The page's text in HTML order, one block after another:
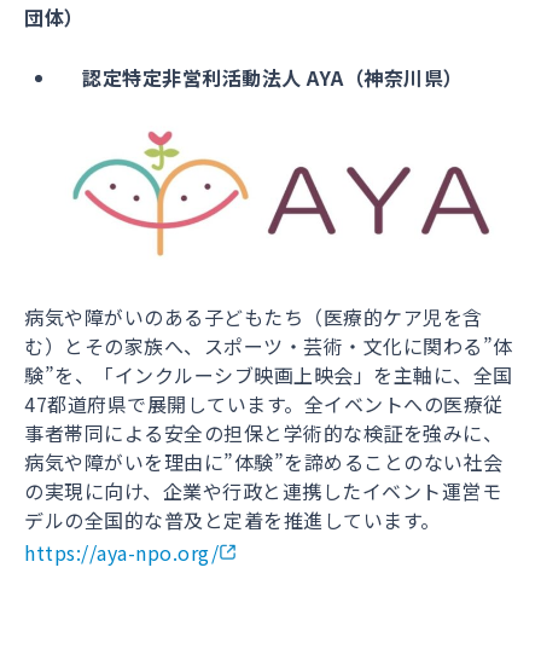
団体）
認定特定非営利活動法人 AYA（神奈川県）
病気や障がいのある子どもたち（医療的ケア児を含
む）とその家族へ、スポーツ・芸術・文化に関わる”体
験”を、「インクルーシブ映画上映会」を主軸に、全国
47都道府県で展開しています。全イベントへの医療従
事者帯同による安全の担保と学術的な検証を強みに、
病気や障がいを理由に”体験”を諦めることのない社会
の実現に向け、企業や行政と連携したイベント運営モ
デルの全国的な普及と定着を推進しています。
https://aya-npo.org/